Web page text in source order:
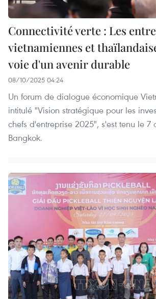
Connectivité verte : Les
vietnamiennes et
voie d'un avenir durable
08/10/2025 04:24
Un forum de dialogue économique
intitulé "Vision stratégique pour les
chefs d'entreprise 2025", s'est tenu le 7
Bangkok.